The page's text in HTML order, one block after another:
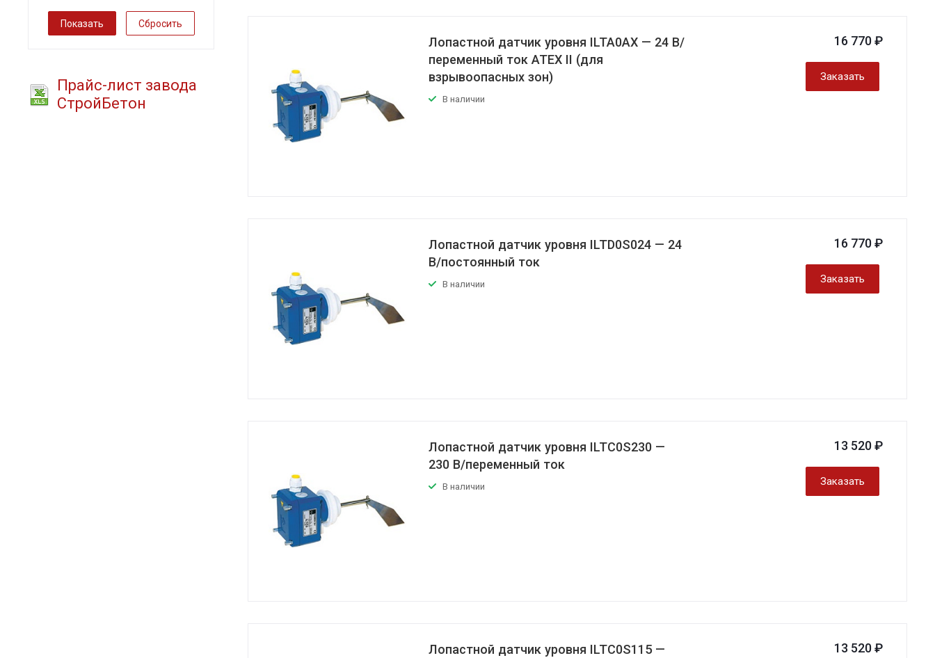
Лопастной датчик уровня ILTA0AX — 24 В/
переменный ток АТЕХ II (для
взрывоопасных зон)
В наличии
16 770 ₽
Заказать
Лопастной датчик уровня ILTD0S024 — 24
В/постоянный ток
В наличии
16 770 ₽
Заказать
Лопастной датчик уровня ILTC0S230 —
230 В/переменный ток
В наличии
13 520 ₽
Заказать
Лопастной датчик уровня ILTC0S115 —
13 520 ₽
Сбросить
Прайс-лист завода
СтройБетон